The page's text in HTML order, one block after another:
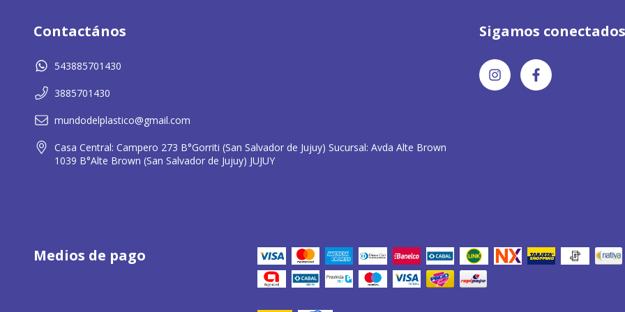
Contactános
543885701430
3885701430
mundodelplastico@gmail.com
Casa Central: Campero 273 B°Gorriti (San Salvador de Jujuy) Sucursal: Avda Alte Brown
1039 B°Alte Brown (San Salvador de Jujuy) JUJUY
Sigamos conectados
Medios de pago